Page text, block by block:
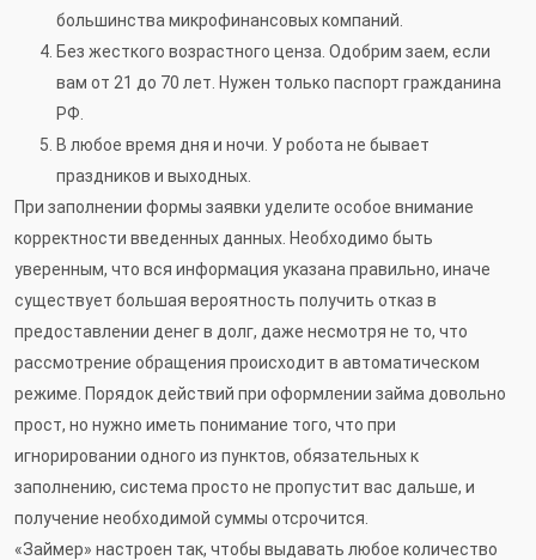
большинства микрофинансовых компаний.
Без жесткого возрастного ценза. Одобрим заем, если
вам от 21 до 70 лет. Нужен только паспорт гражданина
РФ.
В любое время дня и ночи. У робота не бывает
праздников и выходных.
При заполнении формы заявки уделите особое внимание
корректности введенных данных. Необходимо быть
уверенным, что вся информация указана правильно, иначе
существует большая вероятность получить отказ в
предоставлении денег в долг, даже несмотря не то, что
рассмотрение обращения происходит в автоматическом
режиме. Порядок действий при оформлении займа довольно
прост, но нужно иметь понимание того, что при
игнорировании одного из пунктов, обязательных к
заполнению, система просто не пропустит вас дальше, и
получение необходимой суммы отсрочится.
«Займер» настроен так, чтобы выдавать любое количество